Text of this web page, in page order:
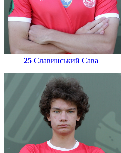
25 Славинський Сава